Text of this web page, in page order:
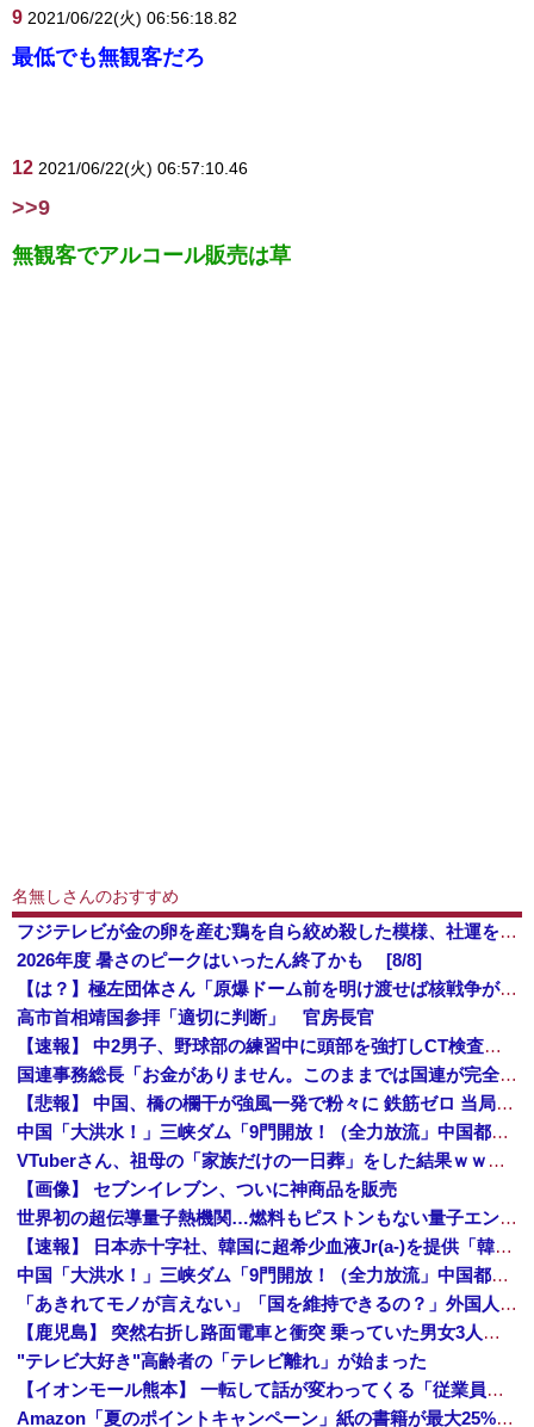
9 2021/06/22(火) 06:56:18.82
最低でも無観客だろ
12 2021/06/22(火) 06:57:10.46
>>9
無観客でアルコール販売は草
名無しさんのおすすめ
フジテレビが金の卵を産む鶏を自ら絞め殺した模様、社運を賭けたドル箱コンテンツが御蔵入りになってしまい……
2026年度 暑さのピークはいったん終了かも [8/8]
【は？】極左団体さん「原爆ドーム前を明け渡せば核戦争が始まる！」→ 観衆のマジレスが鋭すぎるとネットで話題に → ｗｗｗｗｗｗｗｗｗｗｗｗ
高市首相靖国参拝「適切に判断」 官房長官
【速報】 中2男子、野球部の練習中に頭部を強打しCT検査→70代医師「問題ないです」→中学生死亡「他人のCT画像みてました」
国連事務総長「お金がありません。このままでは国連が完全崩壊します。助けて下さい」
【悲報】 中国、橋の欄干が強風一発で粉々に 鉄筋ゼロ 当局「接着剤でくっつけただけ」「正常で、品質問題はない」
中国「大洪水！」三峡ダム「9門開放！（全力放流」中国都市「三峡沿線の道路水没」中国政府「高速道路封鎖！」中国ダム「緊急放流に合わせて開門（土砂崩れ発生」→
VTuberさん、祖母の「家族だけの一日葬」をした結果ｗｗｗｗｗｗｗ
【画像】 セブンイレブン、ついに神商品を販売
世界初の超伝導量子熱機関…燃料もピストンもない量子エンジンが回った！
【速報】 日本赤十字社、韓国に超希少血液Jr(a-)を提供「韓国内では適合する血液を確保できなかった」※今回で4回目
中国「大洪水！」三峡ダム「9門開放！（全力放流」中国都市「三峡沿線の道路水没」中国政府「高速道路封鎖！」中国ダム「緊急放流に合わせて開門（土砂崩れ発生」→
「あきれてモノが言えない」「国を維持できるの？」外国人の永住許可要件の厳格化で在日中国人の本音は？
【鹿児島】 突然右折し路面電車と衝突 乗っていた男女3人は車を放置しダッシュで逃走中
"テレビ大好き"高齢者の「テレビ離れ」が始まった
【イオンモール熊本】 一転して話が変わってくる「従業員の避難誘導の証言が複数」イオン側が社内規定に抵触していた疑い
Amazon「夏のポイントキャンペーン」紙の書籍が最大25%ポイント還元 対象と条件を整理（2026年7月）